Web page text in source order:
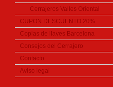
Cerrajeros Valles Oriental
CUPON DESCUENTO 20%
Copias de llaves Barcelona
Consejos del Cerrajero
Contacto
Aviso legal